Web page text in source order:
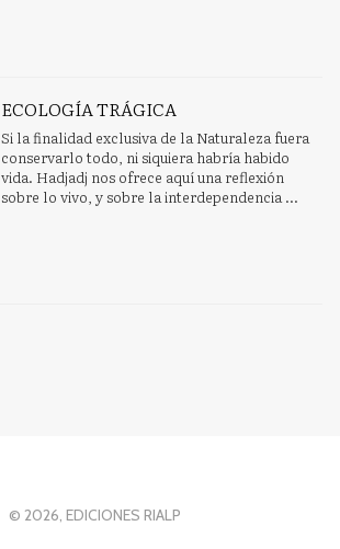
ECOLOGÍA TRÁGICA
Si la finalidad exclusiva de la Naturaleza fuera
conservarlo todo, ni siquiera habría habido
vida. Hadjadj nos ofrece aquí una reflexión
sobre lo vivo, y sobre la interdependencia ...
© 2026, EDICIONES RIALP